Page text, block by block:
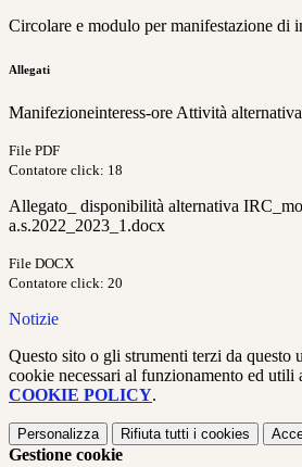
Circolare e modulo per manifestazione di
Allegati
Manifezioneinteress-ore Attività
File PDF
Contatore click: 18
Allegato_ disponibilità alternativa
a.s.2022_2023_1.docx
File DOCX
Contatore click: 20
Notizie
Questo sito o gli strumenti terzi da questo
cookie necessari al funzionamento ed
COOKIE POLICY.
Personalizza Rifiuta tutti i cookies
Gestione cookie